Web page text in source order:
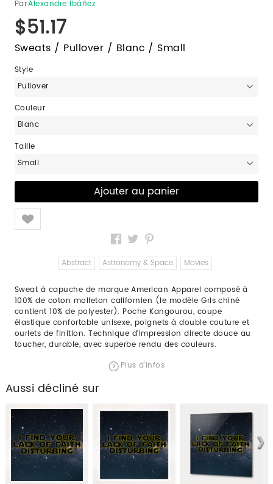
ParAlexandre Ibáñez
$51.17
Sweats / Pullover / Blanc / Small
Style
Pullover
Couleur
Blanc
Taille
Small
Like
Abstract Astronomy & Space Movies
Sweat à capuche de marque American Apparel composé à
100% de coton molleton californien (le modèle Gris chiné
contient 10% de polyester). Poche Kangourou, coupe
élastique confortable unisexe, poignets à double couture et
ourlets de finition. Technique d'impression directe douce au
toucher, durable, avec superbe rendu des couleurs.
Plus d'infos
Aussi décliné sur